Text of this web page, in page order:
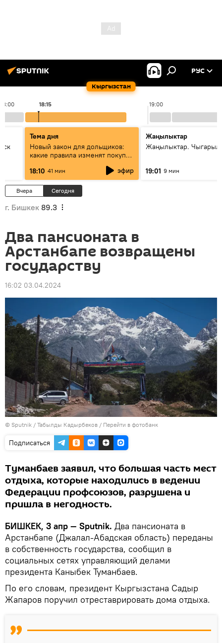
Кыргызстан
РУС
18:00 19:00
18:15
Тема дня
Новый закон для дольщиков:
какие правила изменят покупку
18:10 41 мин эфир
Жаңылыктар
Жаңылыктар.
19:01 9 мин
Вчера Сегодня
г. Бишкек 89.3
Два пансионата в
Арстанбапе возвращены
государству
16:02 03.04.2024
© Sputnik / Табылды Кадырбеков / Перейти в фотобанк
Подписаться
Туманбаев заявил, что большая часть мест
отдыха, которые находились в ведении
Федерации профсоюзов, разрушена и
пришла в негодность.
БИШКЕК, 3 апр — Sputnik. Два пансионата в
Арстанбапе (Джалал-Абадская область) переданы
в собственность государства, сообщил в
социальных сетях управляющий делами
президента Каныбек Туманбаев.
По его словам, президент Кыргызстана Садыр
Жапаров поручил отреставрировать дома отдыха.